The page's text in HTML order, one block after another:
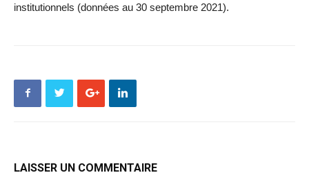
institutionnels (données au 30 septembre 2021).
LAISSER UN COMMENTAIRE